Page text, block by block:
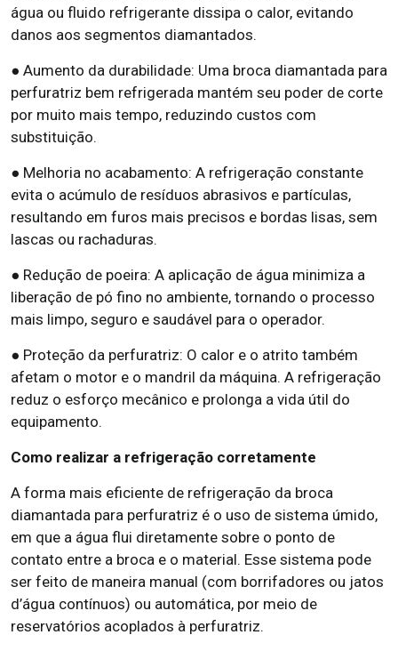
água ou fluido refrigerante dissipa o calor, evitando
danos aos segmentos diamantados.
● Aumento da durabilidade: Uma broca diamantada para
perfuratriz bem refrigerada mantém seu poder de corte
por muito mais tempo, reduzindo custos com
substituição.
● Melhoria no acabamento: A refrigeração constante
evita o acúmulo de resíduos abrasivos e partículas,
resultando em furos mais precisos e bordas lisas, sem
lascas ou rachaduras.
● Redução de poeira: A aplicação de água minimiza a
liberação de pó fino no ambiente, tornando o processo
mais limpo, seguro e saudável para o operador.
● Proteção da perfuratriz: O calor e o atrito também
afetam o motor e o mandril da máquina. A refrigeração
reduz o esforço mecânico e prolonga a vida útil do
equipamento.
Como realizar a refrigeração corretamente
A forma mais eficiente de refrigeração da broca
diamantada para perfuratriz é o uso de sistema úmido,
em que a água flui diretamente sobre o ponto de
contato entre a broca e o material. Esse sistema pode
ser feito de maneira manual (com borrifadores ou jatos
d’água contínuos) ou automática, por meio de
reservatórios acoplados à perfuratriz.